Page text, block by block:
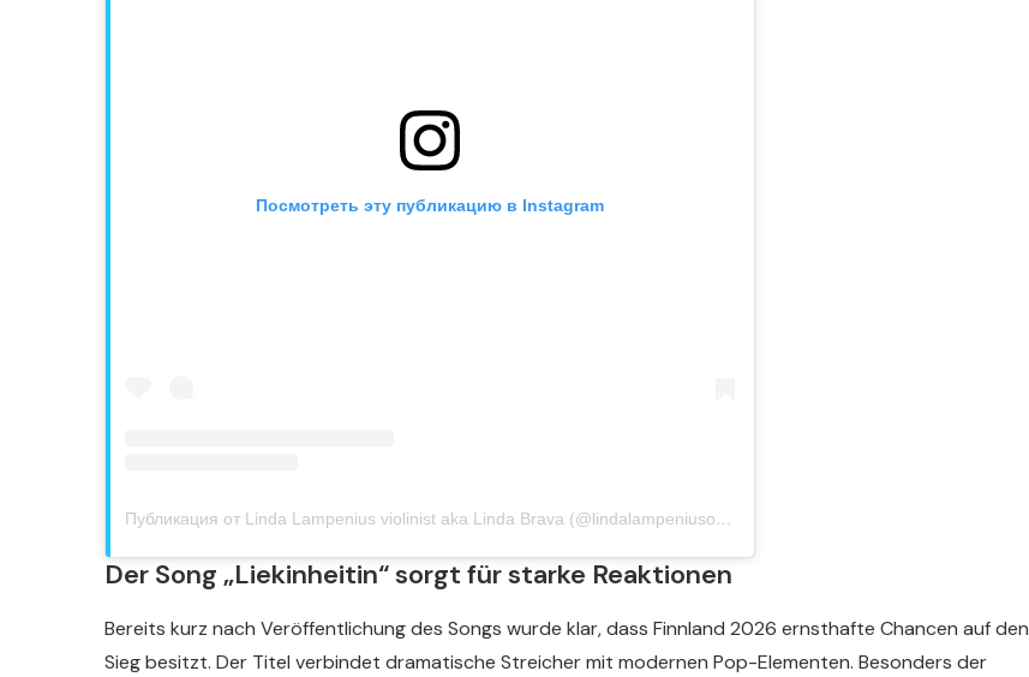
Посмотреть эту публикацию в Instagram
Публикация от Linda Lampenius violinist aka Linda Brava (@lindalampeniusofficial)
Der Song „Liekinheitin“ sorgt für starke Reaktionen
Bereits kurz nach Veröffentlichung des Songs wurde klar, dass Finnland 2026 ernsthafte Chancen auf den
Sieg besitzt. Der Titel verbindet dramatische Streicher mit modernen Pop-Elementen. Besonders der